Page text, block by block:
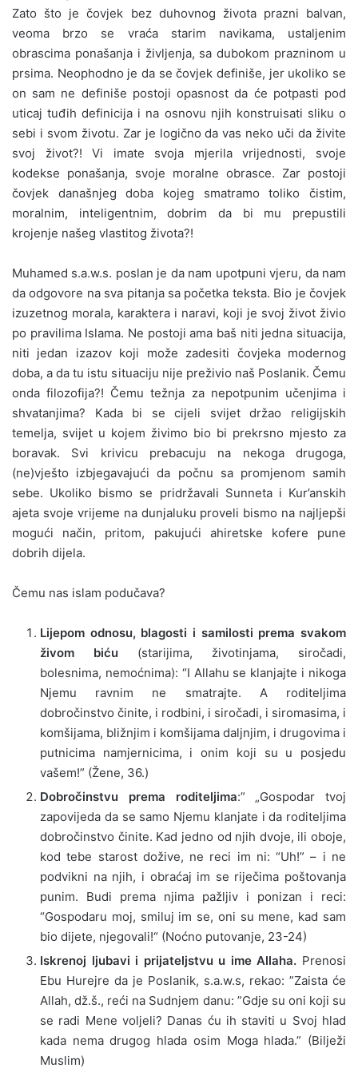
Zato što je čovjek bez duhovnog života prazni balvan,
veoma brzo se vraća starim navikama, ustaljenim
obrascima ponašanja i življenja, sa dubokom prazninom u
prsima. Neophodno je da se čovjek definiše, jer ukoliko se
on sam ne definiše postoji opasnost da će potpasti pod
uticaj tuđih definicija i na osnovu njih konstruisati sliku o
sebi i svom životu. Zar je logično da vas neko uči da živite
svoj život?! Vi imate svoja mjerila vrijednosti, svoje
kodekse ponašanja, svoje moralne obrasce. Zar postoji
čovjek današnjeg doba kojeg smatramo toliko čistim,
moralnim, inteligentnim, dobrim da bi mu prepustili
krojenje našeg vlastitog života?!
Muhamed s.a.w.s. poslan je da nam upotpuni vjeru, da nam
da odgovore na sva pitanja sa početka teksta. Bio je čovjek
izuzetnog morala, karaktera i naravi, koji je svoj život živio
po pravilima Islama. Ne postoji ama baš niti jedna situacija,
niti jedan izazov koji može zadesiti čovjeka modernog
doba, a da tu istu situaciju nije preživio naš Poslanik. Čemu
onda filozofija?! Čemu težnja za nepotpunim učenjima i
shvatanjima? Kada bi se cijeli svijet držao religijskih
temelja, svijet u kojem živimo bio bi prekrsno mjesto za
boravak. Svi krivicu prebacuju na nekoga drugoga,
(ne)vješto izbjegavajući da počnu sa promjenom samih
sebe. Ukoliko bismo se pridržavali Sunneta i Kur’anskih
ajeta svoje vrijeme na dunjaluku proveli bismo na najljepši
mogući način, pritom, pakujući ahiretske kofere pune
dobrih dijela.
Čemu nas islam podučava?
Lijepom odnosu, blagosti i samilosti prema svakom
živom biću (starijima, životinjama, siročadi,
bolesnima, nemoćnima): “I Allahu se klanjajte i nikoga
Njemu ravnim ne smatrajte. A roditeljima
dobročinstvo činite, i rodbini, i siročadi, i siromasima, i
komšijama, bližnjim i komšijama daljnjim, i drugovima i
putnicima namjernicima, i onim koji su u posjedu
vašem!” (Žene, 36.)
Dobročinstvu prema roditeljima:” „Gospodar tvoj
zapovijeda da se samo Njemu klanjate i da roditeljima
dobročinstvo činite. Kad jedno od njih dvoje, ili oboje,
kod tebe starost dožive, ne reci im ni: “Uh!” – i ne
podvikni na njih, i obraćaj im se riječima poštovanja
punim. Budi prema njima pažljiv i ponizan i reci:
“Gospodaru moj, smiluj im se, oni su mene, kad sam
bio dijete, njegovali!“ (Noćno putovanje, 23-24)
Iskrenoj ljubavi i prijateljstvu u ime Allaha. Prenosi
Ebu Hurejre da je Poslanik, s.a.w.s, rekao: ”Zaista će
Allah, dž.š., reći na Sudnjem danu: ”Gdje su oni koji su
se radi Mene voljeli? Danas ću ih staviti u Svoj hlad
kada nema drugog hlada osim Moga hlada.” (Bilježi
Muslim)